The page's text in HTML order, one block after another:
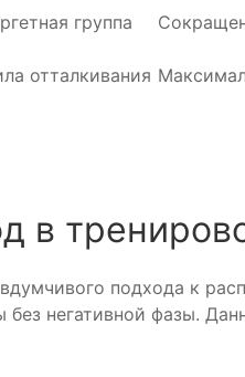
группа
отталкивания
в
подхода к
негативной фазы.